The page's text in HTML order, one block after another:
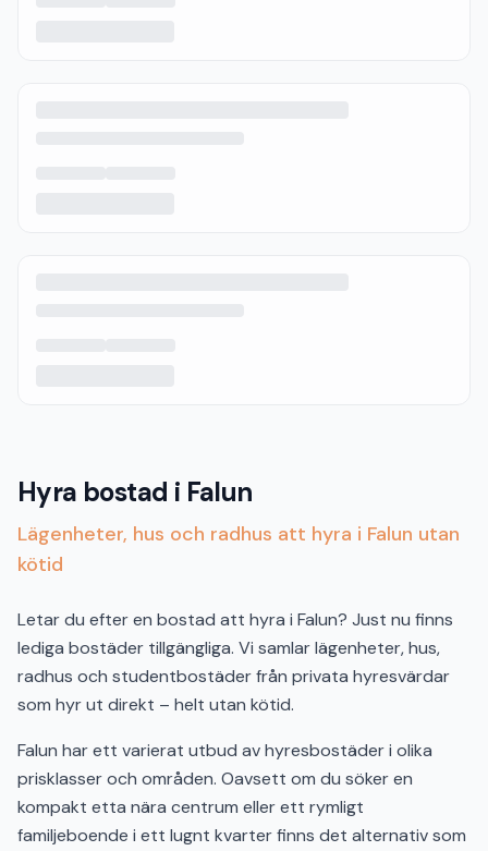
Hyra bostad i Falun
Lägenheter, hus och radhus att hyra i Falun utan
kötid
Letar du efter en bostad att hyra i Falun? Just nu finns
lediga bostäder tillgängliga. Vi samlar lägenheter, hus,
radhus och studentbostäder från privata hyresvärdar
som hyr ut direkt – helt utan kötid.
Falun har ett varierat utbud av hyresbostäder i olika
prisklasser och områden. Oavsett om du söker en
kompakt etta nära centrum eller ett rymligt
familjeboende i ett lugnt kvarter finns det alternativ som